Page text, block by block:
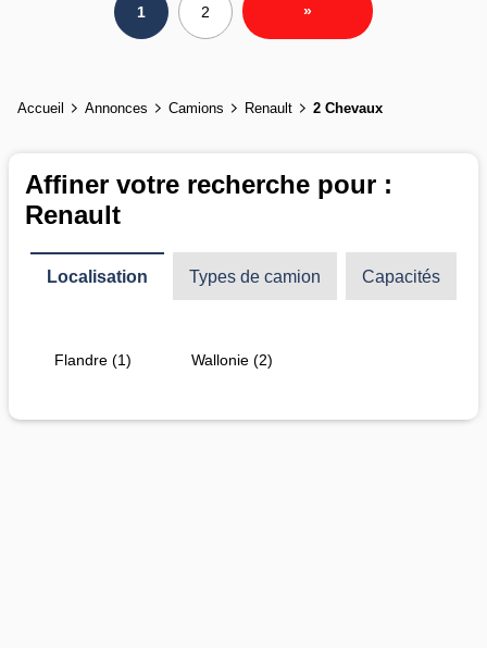
1 2 »
Accueil Annonces Camions Renault 2 Chevaux
Affiner votre recherche pour :
Renault
Localisation Types de camion Capacités
Flandre (1) Wallonie (2)